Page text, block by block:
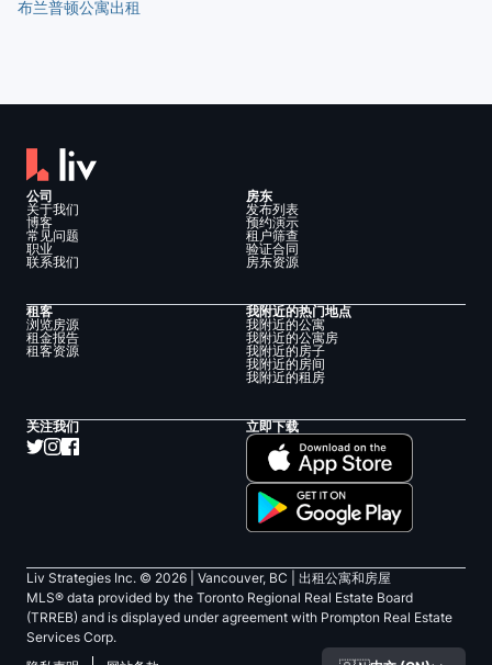
布兰普顿公寓出租
公司
关于我们
博客
常见问题
职业
联系我们
房东
发布列表
预约演示
租户筛查
验证合同
房东资源
租客
浏览房源
租金报告
租客资源
我附近的热门地点
我附近的公寓
我附近的公寓房
我附近的房子
我附近的房间
我附近的租房
关注我们 立即下载
Liv Strategies Inc. © 2026 | Vancouver, BC |
出租公寓和房屋
MLS® data provided by the Toronto Regional Real Estate Board
(TRREB) and is displayed under agreement with Prompton Real Estate
Services Corp.